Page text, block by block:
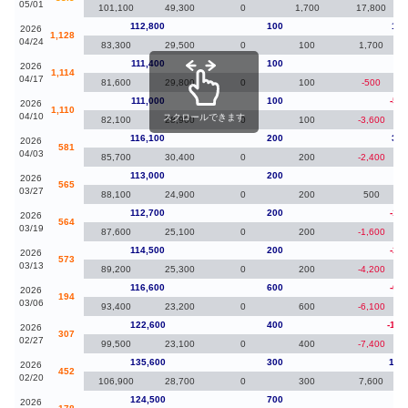
05/01
101,100
49,300 0 1,700 17,800
2026
04/24
1,128
112,800 100
83,300
29,500 0 100 1,700
2026
04/17
1,114
111,400 100
81,600
29,800 0 100 -500
2026
04/10
1,110
111,000 100
-
82,100
28,900 0 100 -3,600
2026
04/03
581
116,100 200
85,700
30,400 0 200 -2,400
2026
03/27
565
113,000 200
88,100
24,900 0 200 500
2026
03/19
564
112,700 200
-
87,600
25,100 0 200 -1,600
2026
03/13
573
114,500 200
-
89,200
25,300 0 200 -4,200
2026
03/06
194
116,600 600
-
93,400
23,200 0 600 -6,100
2026
02/27
307
122,600 400
-
99,500
23,100 0 400 -7,400
2026
02/20
452
135,600 300
106,900
28,700 0 300 7,600
2026 124,500 700
スクロールできます